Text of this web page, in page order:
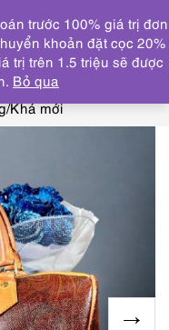
DANH MỤC
YSL, ETRO,
tay-ETRO Paisley
Khá mới
trước 100% giá trị đơn
khoản đặt cọc 20%
trị trên 1.5 triệu sẽ được
Bỏ qua